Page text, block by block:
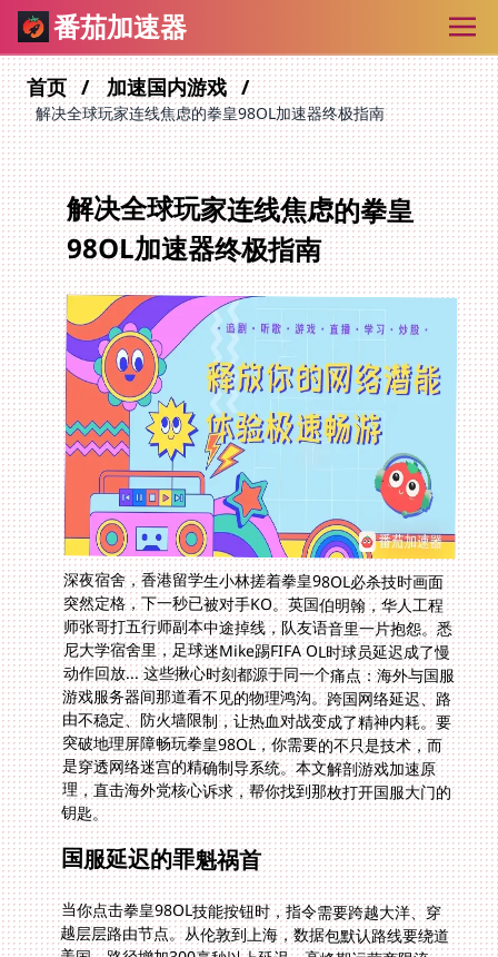
番茄加速器
首页 加速国内游戏
解决全球玩家连线焦虑的拳皇98OL加速器终极指南
解决全球玩家连线焦虑的拳皇
98OL加速器终极指南
深夜宿舍，香港留学生小林搓着拳皇98OL必杀技时画面
突然定格，下一秒已被对手KO。英国伯明翰，华人工程
师张哥打五行师副本中途掉线，队友语音里一片抱怨。悉
尼大学宿舍里，足球迷Mike踢FIFA OL时球员延迟成了慢
动作回放... 这些揪心时刻都源于同一个痛点：海外与国服
游戏服务器间那道看不见的物理鸿沟。跨国网络延迟、路
由不稳定、防火墙限制，让热血对战变成了精神内耗。要
突破地理屏障畅玩拳皇98OL，你需要的不只是技术，而
是穿透网络迷宫的精确制导系统。本文解剖游戏加速原
理，直击海外党核心诉求，帮你找到那枚打开国服大门的
钥匙。
国服延迟的罪魁祸首
当你点击拳皇98OL技能按钮时，指令需要跨越大洋、穿
越层层路由节点。从伦敦到上海，数据包默认路线要绕道
美国，路径增加300毫秒以上延迟。高峰期运营商限流，
使本就不稳的跨国传输雪上加霜。更棘手的是部分国服游
戏采用地域隔离机制，海外IP直接被拒。普通VPN解决不
了问题，因为它本质是通用管道，而非为游戏数据包定制